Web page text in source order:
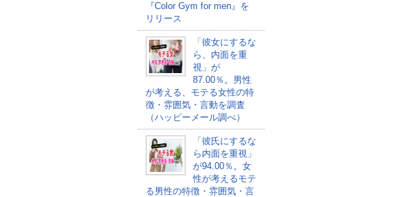
『Color Gym for men』を
リリース
「彼女にするな
ら、内面を重
視」が
87.00％。男性
が考える、モテる女性の特
徴・雰囲気・言動を調査
（ハッピーメール調べ）
「彼氏にするな
ら内面を重視」
が94.00％。女
性が考えるモテ
る男性の特徴・雰囲気・言